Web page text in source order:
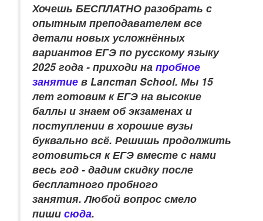
Хочешь БЕСПЛАТНО разобрать с
опытным преподавателем все
детали новых усложнённых
вариантов ЕГЭ по русскому языку
2025 года - приходи на пробное
занятие в Lancman School. Мы 15
лет готовим к ЕГЭ на высокие
баллы и знаем об экзаменах и
поступлении в хорошие вузы
буквально всё. Решишь продолжить
готовиться к ЕГЭ вместе с нами
весь год - дадим скидку после
бесплатного пробного
занятия. Любой вопрос смело
пиши сюда.